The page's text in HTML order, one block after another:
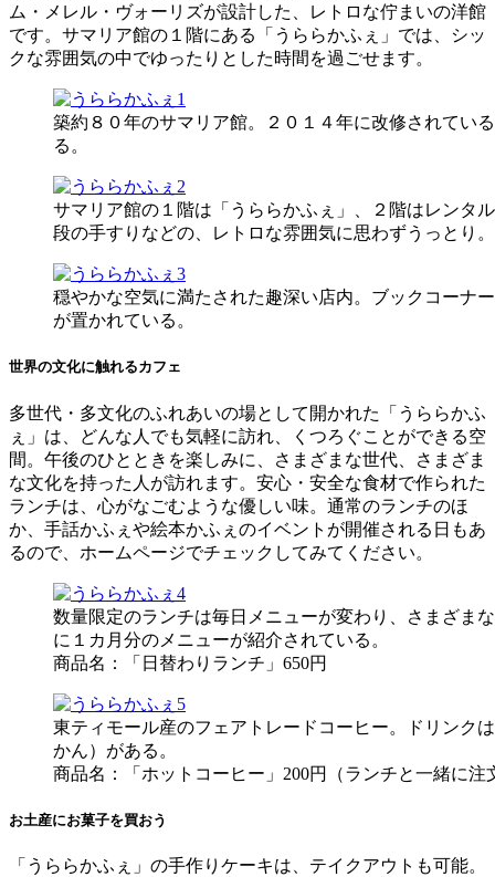
ム・メレル・ヴォーリズが設計した、レトロな佇まいの洋館
です。サマリア館の１階にある「うららかふぇ」では、シッ
クな雰囲気の中でゆったりとした時間を過ごせます。
築約８０年のサマリア館。２０１４年に改修されてい
る。
サマリア館の１階は「うららかふぇ」、２階はレンタ
段の手すりなどの、レトロな雰囲気に思わずうっとり。
穏やかな空気に満たされた趣深い店内。ブックコーナ
が置かれている。
世界の文化に触れるカフェ
多世代・多文化のふれあいの場として開かれた「うららかふ
ぇ」は、どんな人でも気軽に訪れ、くつろぐことができる空
間。午後のひとときを楽しみに、さまざまな世代、さまざま
な文化を持った人が訪れます。安心・安全な食材で作られた
ランチは、心がなごむような優しい味。通常のランチのほ
か、手話かふぇや絵本かふぇのイベントが開催される日もあ
るので、ホームページでチェックしてみてください。
数量限定のランチは毎日メニューが変わり、さまざま
に１カ月分のメニューが紹介されている。
商品名：「日替わりランチ」650円
東ティモール産のフェアトレードコーヒー。ドリンク
かん）がある。
商品名：「ホットコーヒー」200円（ランチと一緒に注
お土産にお菓子を買おう
「うららかふぇ」の手作りケーキは、テイクアウトも可能。